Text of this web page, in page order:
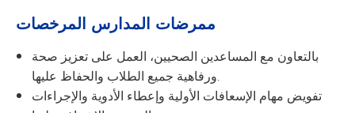
ممرضات المدارس المرخصات
بالتعاون مع المساعدين الصحيين، العمل على تعزيز صحة
ورفاهية جميع الطلاب والحفاظ عليها.
تفويض مهام الإسعافات الأولية وإعطاء الأدوية والإجراءات